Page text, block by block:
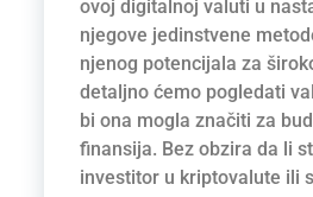
ovoj digitalnoj valuti u
njegove jedinstvene
njenog potencijala za
detaljno ćemo pogledati
bi ona mogla značiti za
finansija. Bez obzira da li
investitor u kriptovalute ili